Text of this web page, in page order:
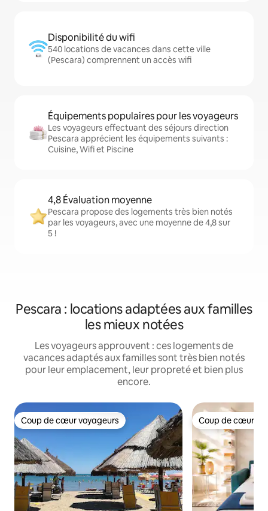
Disponibilité du wifi
540 locations de vacances dans cette ville
(Pescara) comprennent un accès wifi
Équipements populaires pour les voyageurs
Les voyageurs effectuant des séjours direction
Pescara apprécient les équipements suivants :
Cuisine, Wifi et Piscine
4,8 Évaluation moyenne
Pescara propose des logements très bien notés
par les voyageurs, avec une moyenne de 4,8 sur
5 !
Pescara : locations adaptées aux familles
les mieux notées
Les voyageurs approuvent : ces logements de
vacances adaptés aux familles sont très bien notés
pour leur emplacement, leur propreté et bien plus
encore.
Coup de cœur voyageurs
Coup de cœur voyageurs Coup de cœur
Coup de cœur